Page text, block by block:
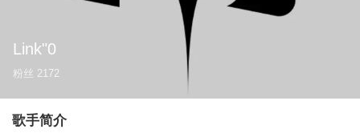
Link"0
粉丝 2172
歌手简介